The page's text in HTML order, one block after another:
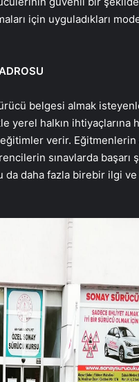
için uyguladıkları
belgesi almak
yerel halkın ihtiyaçlarına
verir. Eğitmenlerin
sınavlarda başarı
daha fazla birebir ilgi